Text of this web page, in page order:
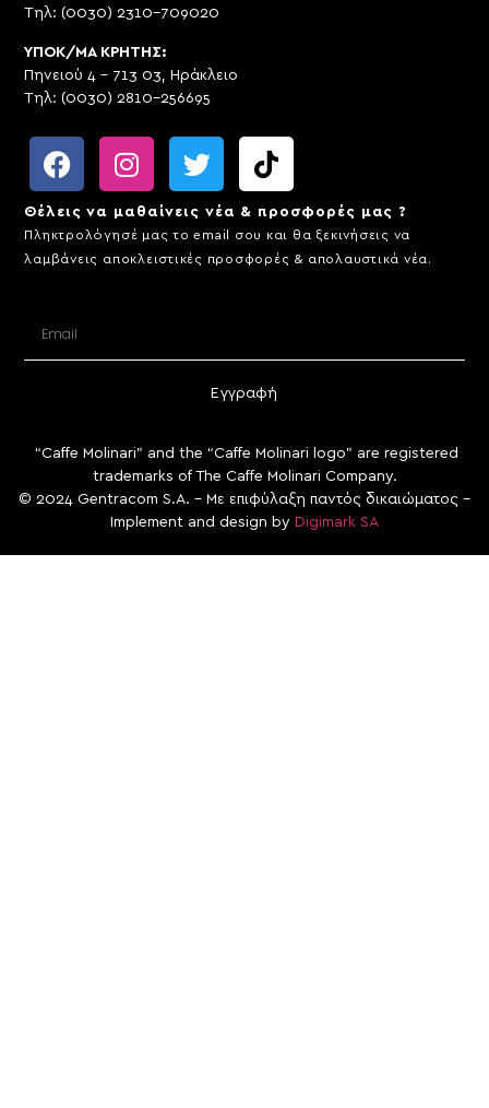
Τηλ: (0030) 2310-709020
ΥΠΟΚ/ΜΑ ΚΡΗΤΗΣ:
Πηνειού 4 – 713 03, Ηράκλειο
Τηλ: (0030) 2810-256695
Θέλεις να μαθαίνεις νέα & προσφορές μας ?
Πληκτρολόγησέ μας το email σου και θα ξεκινήσεις να
λαμβάνεις αποκλειστικές προσφορές & απολαυστικά νέα.
Εγγραφή
“Caffe Molinari” and the “Caffe Molinari logo” are registered
trademarks of The Caffe Molinari Company.
© 2024 Gentracom S.A. – Με επιφύλαξη παντός δικαιώματος –
Implement and design by Digimark SA